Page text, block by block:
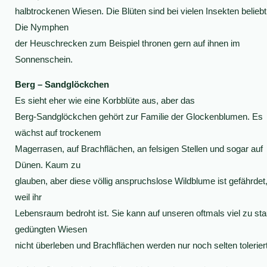
halbtrockenen Wiesen. Die Blüten sind bei vielen Insekten
Die Nymphen
der Heuschrecken zum Beispiel thronen gern auf ihnen im
Sonnenschein.
Berg – Sandglöckchen
Es sieht eher wie eine Korbblüte aus, aber das
Berg-Sandglöckchen gehört zur Familie der Glockenblumen. Es
wächst auf trockenem
Magerrasen, auf Brachflächen, an felsigen Stellen und sogar auf
Dünen. Kaum zu
glauben, aber diese völlig anspruchslose Wildblume ist gefährdet,
weil ihr
Lebensraum bedroht ist. Sie kann auf unseren oftmals viel zu
gedüngten Wiesen
nicht überleben und Brachflächen werden nur noch selten